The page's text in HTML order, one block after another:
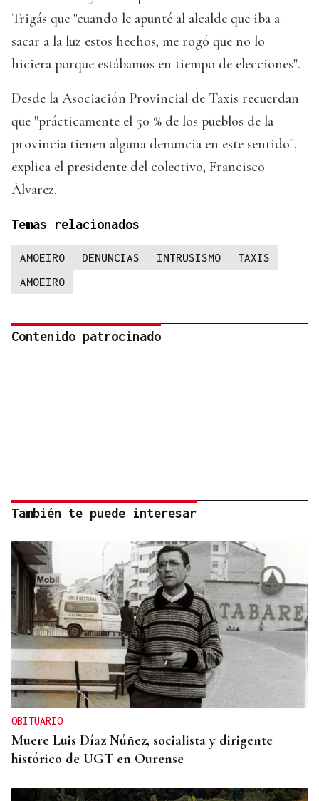
Trigás que "cuando le apunté al alcalde que iba a
sacar a la luz estos hechos, me rogó que no lo
hiciera porque estábamos en tiempo de elecciones".
Desde la Asociación Provincial de Taxis recuerdan
que "prácticamente el 50 % de los pueblos de la
provincia tienen alguna denuncia en este sentido",
explica el presidente del colectivo, Francisco
Álvarez.
Temas relacionados
AMOEIRO DENUNCIAS INTRUSISMO
TAXIS
AMOEIRO
Contenido patrocinado
También te puede interesar
OBITUARIO
Muere Luis Díaz Núñez, socialista y dirigente
histórico de UGT en Ourense